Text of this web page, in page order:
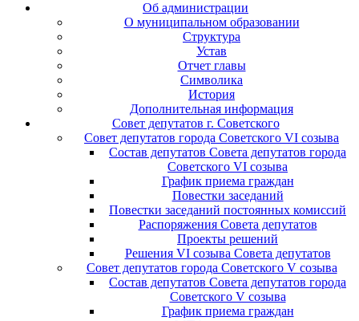
Об администрации
О муниципальном образовании
Структура
Устав
Отчет главы
Символика
История
Дополнительная информация
Совет депутатов г. Советского
Совет депутатов города Советского VI созыва
Состав депутатов Совета депутатов города
Советского VI созыва
График приема граждан
Повестки заседаний
Повестки заседаний постоянных комиссий
Распоряжения Совета депутатов
Проекты решений
Решения VI созыва Совета депутатов
Совет депутатов города Советского V созыва
Состав депутатов Совета депутатов города
Советского V созыва
График приема граждан